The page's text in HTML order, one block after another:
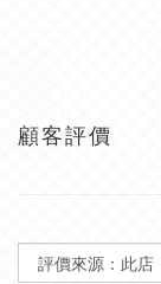
顧客評價